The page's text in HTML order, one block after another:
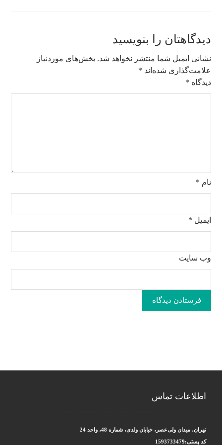
دیدگاهتان را بنویسید
نشانی ایمیل شما منتشر نخواهد شد. بخش‌های موردنیاز
علامت‌گذاری شده‌اند *
دیدگاه *
نام *
ایمیل *
وب‌ سایت
فرستادن دیدگاه
اطلاعات تماس
تهران، میدان ولی‌عصر، خیابان ولدی، شماره 48، واحد 24
کد پستی:1593733479